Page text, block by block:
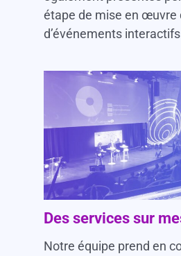
étape de mise en œuvre
d’événements
Des services sur
Notre équipe prend en